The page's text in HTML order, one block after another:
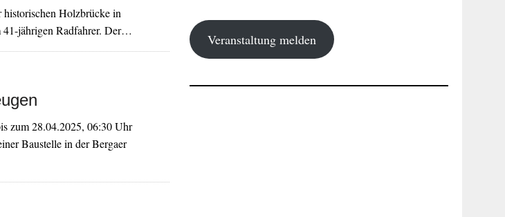
Holzbrücke in
41-jährigen Radfahrer. Der…
zum 28.04.2025, 06:30 Uhr
Baustelle in der Bergaer
Veranstaltung melden